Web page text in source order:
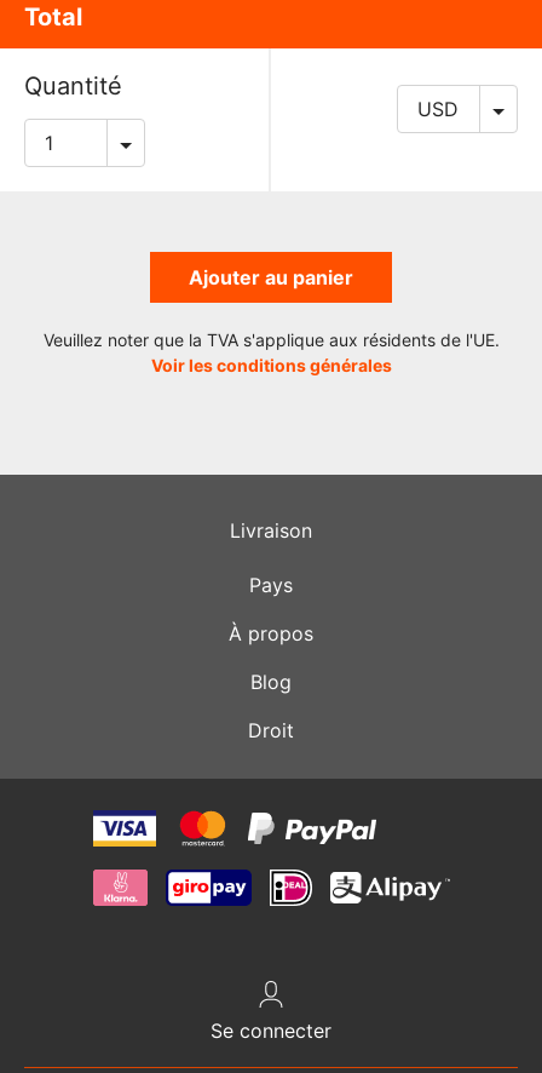
Total
Quantité
Ajouter au panier
Veuillez noter que la TVA s'applique aux résidents de l'UE.
Voir les conditions générales
Livraison
Pays
À propos
Blog
Droit
Se connecter